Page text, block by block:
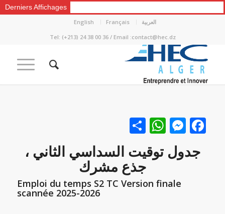
Derniers Affichages
العربية Français
English
Tel: (+213) 24 38 00 36 / Email :contact@hec.dz
Facebook
Messenger
WhatsApp
نشر
جدول توقيت السداسي الثاني ،
جذع مشرك
Emploi du temps S2 TC Version finale
scannée 2025-2026